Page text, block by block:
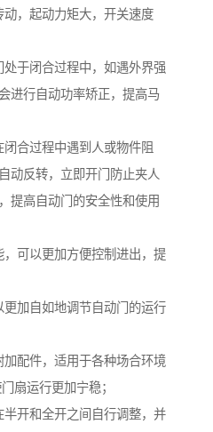
，起动力矩大，开关速度
于闭合过程中，如遇外界强
进行自动功率矫正，提高马
合过程中遇到人或物件阻
动反转，立即开门防止夹人
提高自动门的安全性和使用
可以更加方便控制进出，提
加自如地调节自动门的运行
配件，适用于各种场合环境
扇运行更加宁稳；
开和全开之间自行调整，并